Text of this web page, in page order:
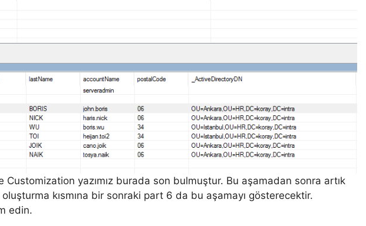
yazımız burada son bulmuştur. Bu aşamadan sonra artık
oluşturma kısmına bir sonraki part 6 da bu aşamayı gösterecektir.
edin.